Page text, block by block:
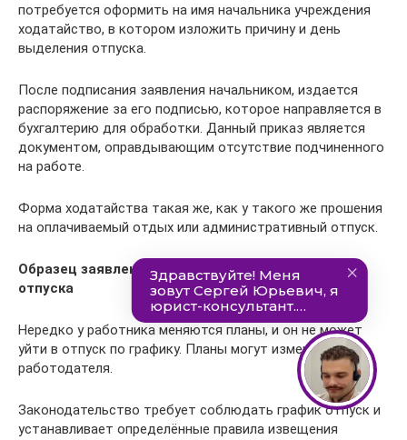
потребуется оформить на имя начальника учреждения
ходатайство, в котором изложить причину и день
выделения отпуска.
После подписания заявления начальником, издается
распоряжение за его подписью, которое направляется в
бухгалтерию для обработки. Данный приказ является
документом, оправдывающим отсутствие подчиненного
на работе.
Форма ходатайства такая же, как у такого же прошения
на оплачиваемый отдых или административный отпуск.
Образец заявления на отпуск на 1 день в счет
отпуска
Нередко у работника меняются планы, и он не может
уйти в отпуск по графику. Планы могут изменится и у
работодателя.
Законодательство требует соблюдать график отпуск и
устанавливает определённые правила извещения